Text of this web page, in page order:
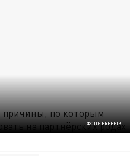
ФОТО: FREEPIK